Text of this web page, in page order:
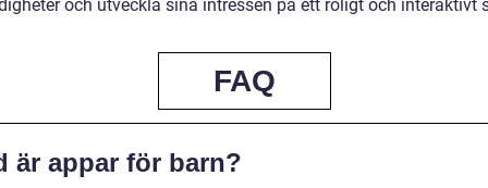
och utveckla sina intressen på ett roligt och interaktivt
FAQ
är appar för barn?